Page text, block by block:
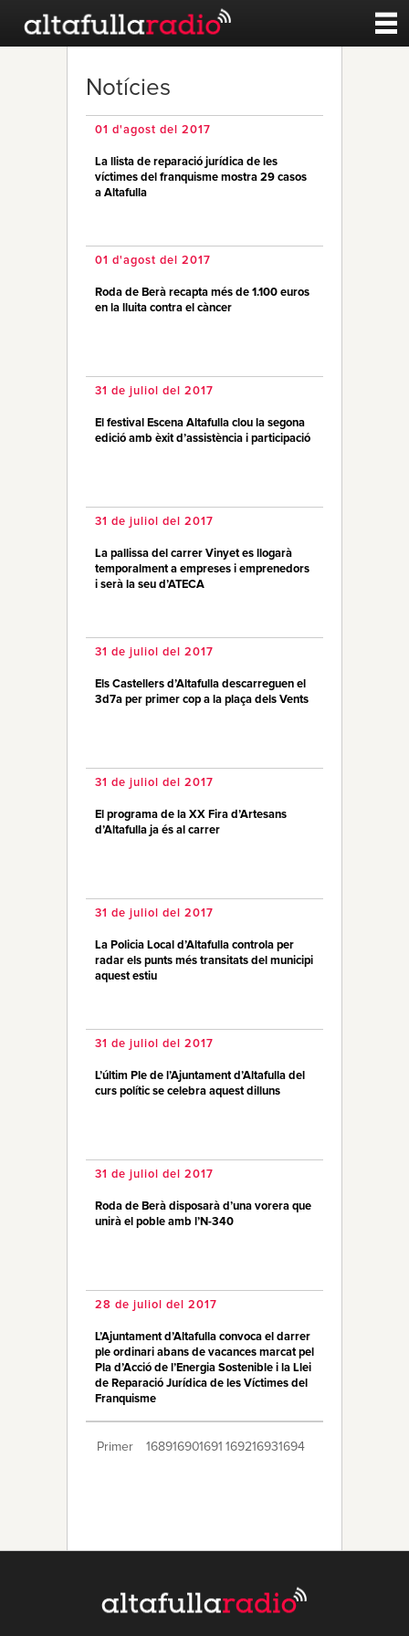
Esports
Qui Som
Notícies
01 d'agost del 2017
La llista de reparació jurídica de les
víctimes del franquisme mostra 29 casos
a Altafulla
01 d'agost del 2017
Roda de Berà recapta més de 1.100 euros
en la lluita contra el càncer
31 de juliol del 2017
El festival Escena Altafulla clou la segona
edició amb èxit d’assistència i participació
31 de juliol del 2017
La pallissa del carrer Vinyet es llogarà
temporalment a empreses i emprenedors
i serà la seu d’ATECA
31 de juliol del 2017
Els Castellers d’Altafulla descarreguen el
3d7a per primer cop a la plaça dels Vents
31 de juliol del 2017
El programa de la XX Fira d’Artesans
d’Altafulla ja és al carrer
31 de juliol del 2017
La Policia Local d’Altafulla controla per
radar els punts més transitats del municipi
aquest estiu
31 de juliol del 2017
L’últim Ple de l’Ajuntament d’Altafulla del
curs polític se celebra aquest dilluns
31 de juliol del 2017
Roda de Berà disposarà d’una vorera que
unirà el poble amb l’N-340
28 de juliol del 2017
L’Ajuntament d’Altafulla convoca el darrer
ple ordinari abans de vacances marcat pel
Pla d’Acció de l’Energia Sostenible i la Llei
de Reparació Jurídica de les Víctimes del
Franquisme
Primer 168916901691 169216931694
17031704170517061707 Últim